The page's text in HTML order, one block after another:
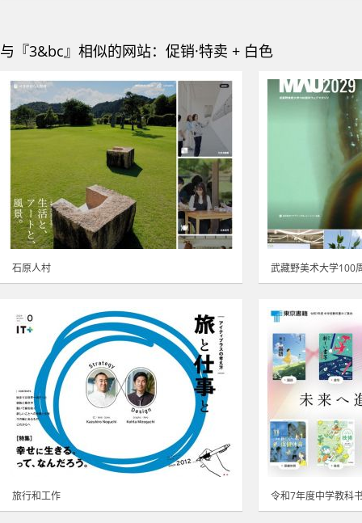
与『3&bc』相似的网站：促销·特卖 + 白色
石原人村 武藏野美术大学100
旅行和工作 令和7年度中学教科